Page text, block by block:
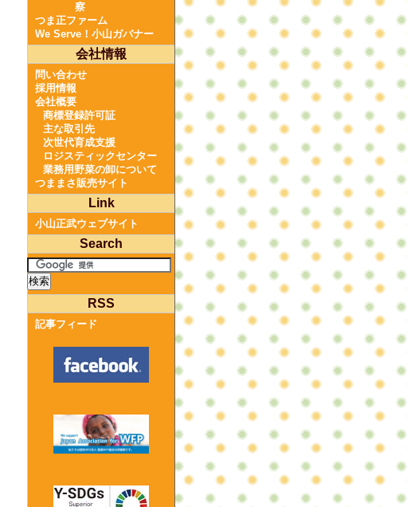
察
つま正ファーム
We Serve！小山ガバナー
会社情報
問い合わせ
採用情報
会社概要
商標登録許可証
主な取引先
次世代育成支援
ロジスティックセンター
業務用野菜の卸について
つままさ販売サイト
Link
小山正武ウェブサイト
Search
RSS
記事フィード